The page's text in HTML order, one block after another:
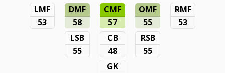
LMF
53
DMF
58
CMF
57
OMF
55
RMF
53
LSB
55
CB
48
RSB
55
GK